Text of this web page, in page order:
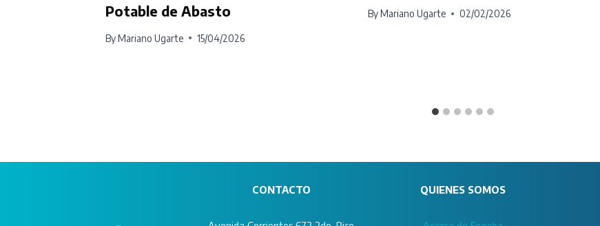
Potable de Abasto
ByMariano Ugarte 15/04/2026
ByMariano Ugarte 02/02/2026
CONTACTO QUIENES SOMOS